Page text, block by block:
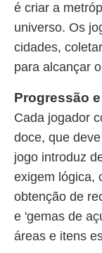
é criar a
universo. Os
cidades,
para alcançar
Progressão
Cada jogador
doce, que
jogo introduz
exigem lógica,
obtenção de
e 'gemas de
áreas e itens